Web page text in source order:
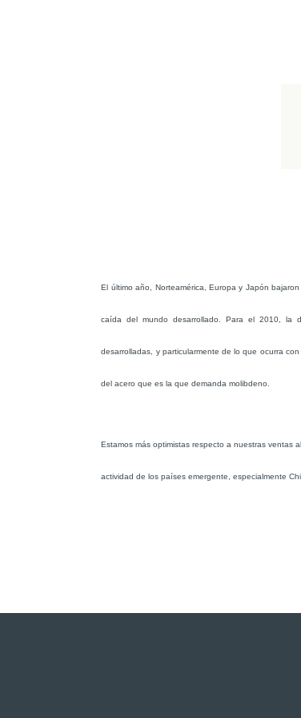
El último año, Norteamérica, Europa y Japón
caída del mundo desarrollado. Para el 2010, la
desarrolladas, y particularmente de lo que ocurra
del acero que es la que demanda molibdeno.
Estamos más optimistas respecto a nuestras ventas
actividad de los países emergente, especialmente